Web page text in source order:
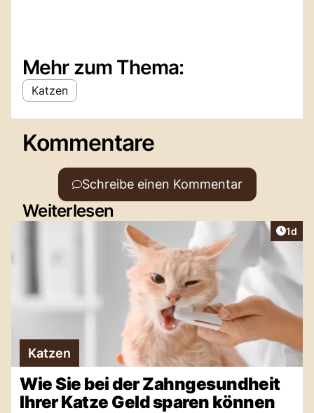
Mehr zum Thema:
Katzen
Kommentare
Schreibe einen Kommentar
Weiterlesen
1d
Katzen
Wie Sie bei der Zahngesundheit
Ihrer Katze Geld sparen können